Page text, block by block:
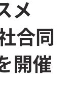
メ
合同
開催